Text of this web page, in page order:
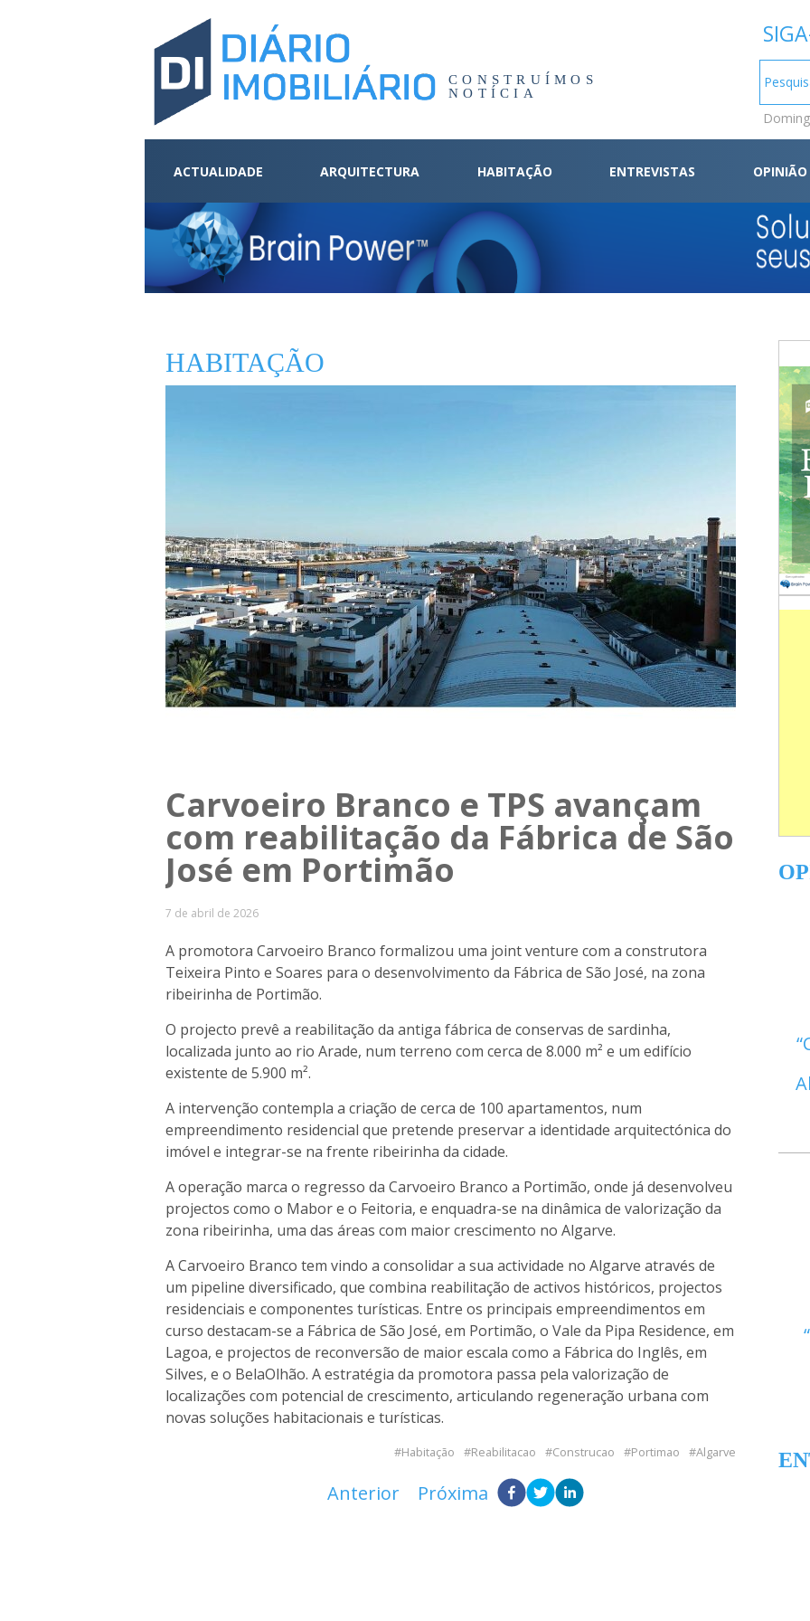
CONSTRUÍMOS
NOTÍCIA
ACTUALIDADE ARQUITECTURA HABITAÇÃO ENTREVISTAS OPINIÃO
HABITAÇÃO
Carvoeiro Branco e TPS avançam
com reabilitação da Fábrica de São
José em Portimão
7 de abril de 2026
A promotora Carvoeiro Branco formalizou uma joint venture com a construtora
Teixeira Pinto e Soares para o desenvolvimento da Fábrica de São José, na zona
ribeirinha de Portimão.
O projecto prevê a reabilitação da antiga fábrica de conservas de sardinha,
localizada junto ao rio Arade, num terreno com cerca de 8.000 m² e um edifício
existente de 5.900 m².
A intervenção contempla a criação de cerca de 100 apartamentos, num
empreendimento residencial que pretende preservar a identidade arquitectónica do
imóvel e integrar-se na frente ribeirinha da cidade.
A operação marca o regresso da Carvoeiro Branco a Portimão, onde já desenvolveu
projectos como o Mabor e o Feitoria, e enquadra-se na dinâmica de valorização da
zona ribeirinha, uma das áreas com maior crescimento no Algarve.
A Carvoeiro Branco tem vindo a consolidar a sua actividade no Algarve através de
um pipeline diversificado, que combina reabilitação de activos históricos, projectos
residenciais e componentes turísticas. Entre os principais empreendimentos em
curso destacam-se a Fábrica de São José, em Portimão, o Vale da Pipa Residence, em
Lagoa, e projectos de reconversão de maior escala como a Fábrica do Inglês, em
Silves, e o BelaOlhão. A estratégia da promotora passa pela valorização de
localizações com potencial de crescimento, articulando regeneração urbana com
novas soluções habitacionais e turísticas.
Habitação Reabilitacao Construcao Portimao Algarve
Anterior Próxima